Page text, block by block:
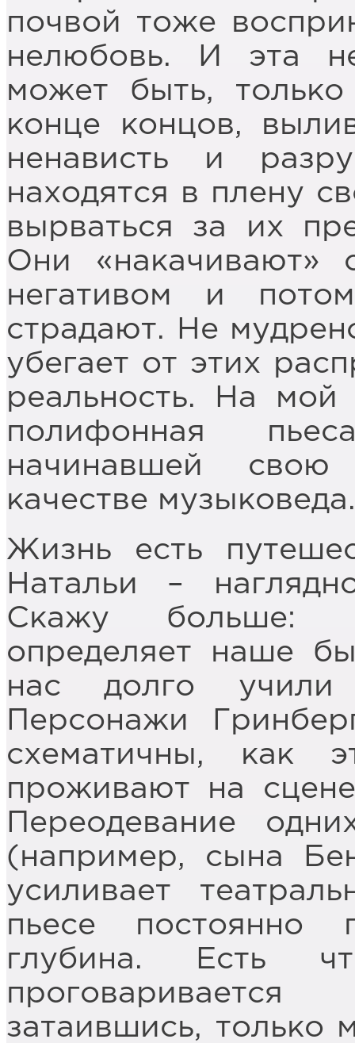
почвой тоже
нелюбовь. И эта
может быть,
конце концов,
ненависть и
находятся в плену
вырваться за их
Они «накачивают»
негативом и
страдают. Не
убегает от этих
реальность. На мой
полифонная
начинавшей
качестве музыковеда.
Жизнь есть
Натальи –
Скажу больше:
определяет наше
нас долго учили
Персонажи
схематичны, как
проживают на
Переодевание
(например, сына
усиливает
пьесе постоянно
глубина. Есть
затаившись, только